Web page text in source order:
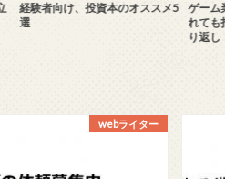
経験者向け、投資本のオススメ5
選
ゲーム
れても
り返し
webライター